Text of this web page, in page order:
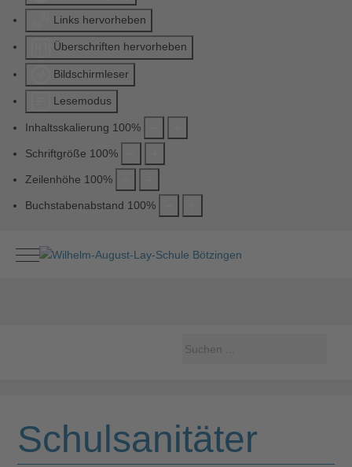
Links hervorheben
Überschriften hervorheben
Bildschirmleser
Lesemodus
Inhaltsskalierung 100%
Schriftgröße 100%
Zeilenhöhe 100%
Buchstabenabstand 100%
Mobile Menu Toggle
Schulsanitäter